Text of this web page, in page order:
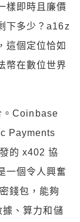
樣即時且廉價
下多少？a16z
這個定位恰如
幣在數位世界
。Coinbase
Payments
的 x402 協
一個令人興奮
錢包，能夠
、算力和儲